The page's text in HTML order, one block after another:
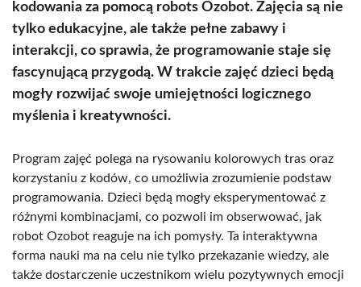
kodowania za pomocą robots Ozobot. Zajęcia są nie
tylko edukacyjne, ale także pełne zabawy i
interakcji, co sprawia, że programowanie staje się
fascynującą przygodą. W trakcie zajęć dzieci będą
mogły rozwijać swoje umiejętności logicznego
myślenia i kreatywności.
Program zajęć polega na rysowaniu kolorowych tras oraz
korzystaniu z kodów, co umożliwia zrozumienie podstaw
programowania. Dzieci będą mogły eksperymentować z
różnymi kombinacjami, co pozwoli im obserwować, jak
robot Ozobot reaguje na ich pomysły. Ta interaktywna
forma nauki ma na celu nie tylko przekazanie wiedzy, ale
także dostarczenie uczestnikom wielu pozytywnych emocji